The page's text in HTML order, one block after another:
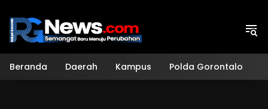
konten
Beranda Daerah Kampus Polda Gorontalo